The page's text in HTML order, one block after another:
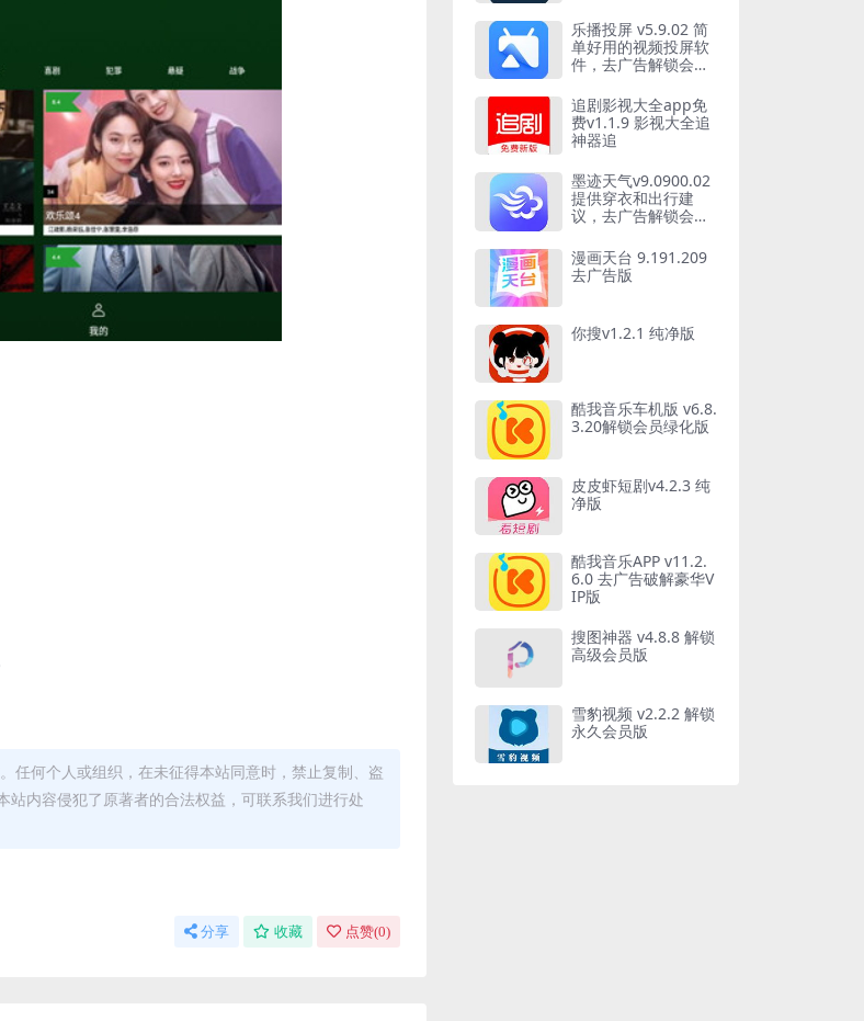
任何个人或组织，在未征得本站同意时，禁止复制、盗
内容侵犯了原著者的合法权益，可联系我们进行处
分享 收藏 点赞(0)
乐播投屏 v5.9.02 简
单好用的视频投屏软
件，去广告解锁会员
追剧影视大全app免
费v1.1.9 影视大全追
神器追
墨迹天气v9.0900.02
提供穿衣和出行建
议，去广告解锁会员
漫画天台 9.191.209
去广告版
你搜v1.2.1 纯净版
酷我音乐车机版 v6.8.
3.20解锁会员绿化版
皮皮虾短剧v4.2.3 纯
净版
酷我音乐APP v11.2.
6.0 去广告破解豪华V
IP版
搜图神器 v4.8.8 解锁
高级会员版
雪豹视频 v2.2.2 解锁
永久会员版